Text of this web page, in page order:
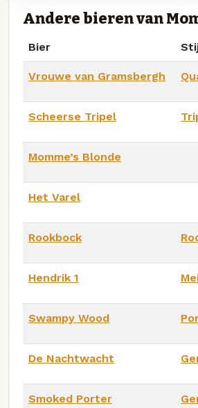
Andere bieren van
Bier
Vrouwe van Gramsbergh
Scheerse Tripel
Momme’s Blonde
Het Varel
Rookbock
Hendrik 1
Swampy Wood
De Nachtwacht
Smoked Porter